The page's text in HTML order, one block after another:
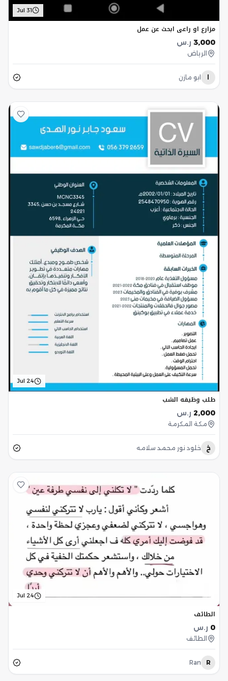
Jul 31
مزارع او راعي ابحث عن عمل
3,000 ر.س
الرياض
ابو مازن
Jul 24
طلب وظيفه الشب
2,000 ر.س
مكة المكرمة
خ خلود نور محمد سلامه
Jul 24
الطائف
0 ر.س
الطائف
R
Ran